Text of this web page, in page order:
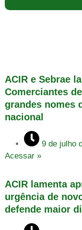
ACIR e Sebrae
Comerciantes
grandes nomes
nacional
9 de julho
Acessar »
ACIR lamenta
urgência de
defende maior